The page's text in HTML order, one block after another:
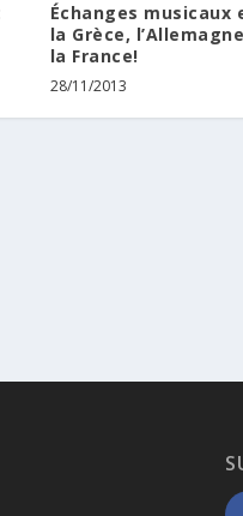
Échanges musicaux
la Grèce,
la France!
28/11/2013